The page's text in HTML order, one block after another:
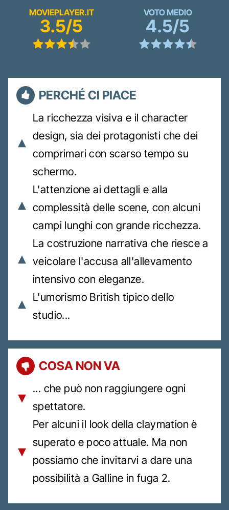
MOVIEPLAYER.IT
3.5/5
VOTO MEDIO
4.5/5
PERCHÉ CI PIACE
La ricchezza visiva e il character
design, sia dei protagonisti che dei
comprimari con scarso tempo su
schermo.
L'attenzione ai dettagli e alla
complessità delle scene, con alcuni
campi lunghi con grande ricchezza.
La costruzione narrativa che riesce a
veicolare l'accusa all'allevamento
intensivo con eleganze.
L'umorismo British tipico dello
studio...
COSA NON VA
... che può non raggiungere ogni
spettatore.
Per alcuni il look della claymation è
superato e poco attuale. Ma non
possiamo che invitarvi a dare una
possibilità a Galline in fuga 2.